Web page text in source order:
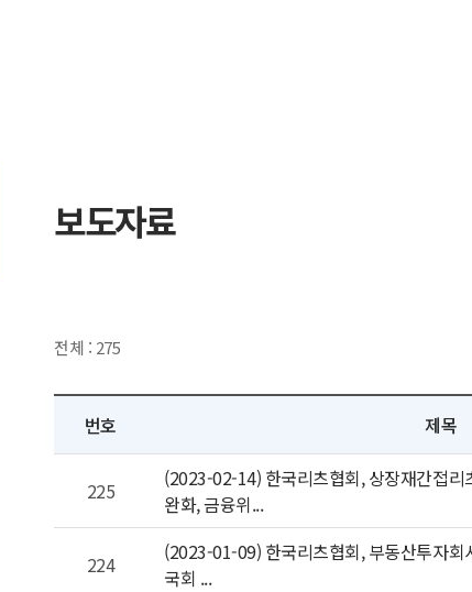
보도자료
전체 : 275
번호 제목
225
(2023-02-14) 한국리츠협회, 상장재간접
완화, 금융위...
224
(2023-01-09) 한국리츠협회, 부동산투자회
국회 ...